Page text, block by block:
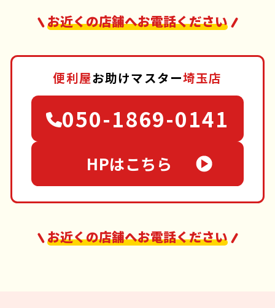
お近くの店舗へお電話ください
便利屋お助けマスター埼玉店
050-1869-0141
HPはこちら
お近くの店舗へお電話ください